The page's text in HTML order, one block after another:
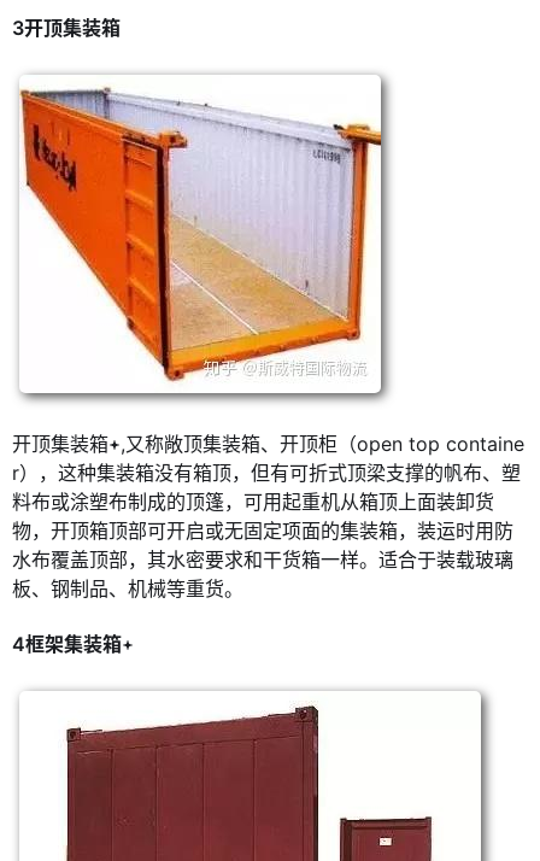
3开顶集装箱
开顶集装箱 ,又称敞顶集装箱、开顶柜（open top containe
r），这种集装箱没有箱顶，但有可折式顶梁支撑的帆布、塑
料布或涂塑布制成的顶篷，可用起重机从箱顶上面装卸货
物，开顶箱顶部可开启或无固定项面的集装箱，装运时用防
水布覆盖顶部，其水密要求和干货箱一样。适合于装载玻璃
板、钢制品、机械等重货。
4框架集装箱